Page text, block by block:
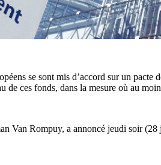
se sont mis d’accord sur un
de ces fonds, dans la mesure où au
Van Rompuy, a annoncé jeudi soir